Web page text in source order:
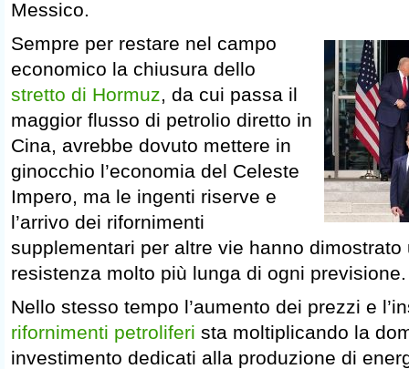
Messico.
Sempre per restare nel campo
economico la chiusura dello
stretto di Hormuz, da cui passa il
maggior flusso di petrolio diretto in
Cina, avrebbe dovuto mettere in
ginocchio l’economia del Celeste
Impero, ma le ingenti riserve e
l’arrivo dei rifornimenti
supplementari per altre vie hanno dimostrato
resistenza molto più lunga di ogni previsione.
Nello stesso tempo l’aumento dei prezzi e
rifornimenti petroliferi sta moltiplicando la
investimento dedicati alla produzione di